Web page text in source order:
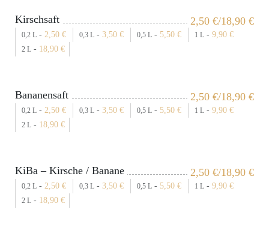
2,50 €/18,90 €
Kirschsaft
0,2 L - 2,50 € 0,3 L - 3,50 € 0,5 L - 5,50 € 1 L - 9,90 €
2 L - 18,90 €
2,50 €/18,90 €
Bananensaft
0,2 L - 2,50 € 0,3 L - 3,50 € 0,5 L - 5,50 € 1 L - 9,90 €
2 L - 18,90 €
2,50 €/18,90 €
KiBa – Kirsche / Banane
0,2 L - 2,50 € 0,3 L - 3,50 € 0,5 L - 5,50 € 1 L - 9,90 €
2 L - 18,90 €